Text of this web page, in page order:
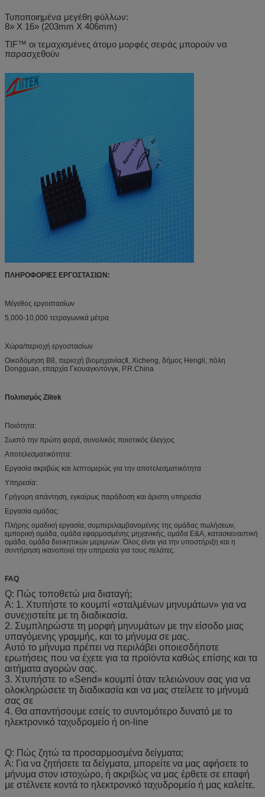
Τυποποιημένα μεγέθη φύλλων:
8» Χ 16» (203mm X 406mm)
TIF™ οι τεμαχισμένες άτομο μορφές σειράς μπορούν να
παρασχεθούν
ΠΛΗΡΟΦΟΡΙΕΣ ΕΡΓΟΣΤΑΣΙΩΝ:
Μέγεθος εργοστασίων
5,000-10,000 τετραγωνικά μέτρα
Χώρα/περιοχή εργοστασίων
Οικοδόμηση B8, περιοχή βιομηχανίαςⅡ, Xicheng, δήμος Hengli, πόλη
Dongguan, επαρχία Γκουαγκντόνγκ, P.R.China
Πολιτισμός Ziitek
Ποιότητα:
Σωστό την πρώτη φορά, συνολικός ποιοτικός έλεγχος
Αποτελεσματικότητα:
Εργασία ακριβώς και λεπτομερώς για την αποτελεσματικότητα
Υπηρεσία:
Γρήγορη απάντηση, εγκαίρως παράδοση και άριστη υπηρεσία
Εργασία ομάδας:
Πλήρης ομαδική εργασία, συμπεριλαμβανομένης της ομάδας πωλήσεων,
εμπορική ομάδα, ομάδα εφαρμοσμένης μηχανικής, ομάδα Ε&Α, κατασκευαστική
ομάδα, ομάδα διοικητικών μεριμνών. Όλος είναι για την υποστήριξη και η
συντήρηση ικανοποιεί την υπηρεσία για τους πελάτες.
FAQ
Q: Πώς τοποθετώ μια διαταγή;
Α: 1. Χτυπήστε το κουμπί «σταλμένων μηνυμάτων» για να
συνεχιστείτε με τη διαδικασία.
2. Συμπληρώστε τη μορφή μηνυμάτων με την είσοδο μιας
υπαγόμενης γραμμής, και το μήνυμα σε μας.
Αυτό το μήνυμα πρέπει να περιλάβει οποιεσδήποτε
ερωτήσεις που να έχετε για τα προϊόντα καθώς επίσης και τα
αιτήματα αγορών σας.
3. Χτυπήστε το «Send» κουμπί όταν τελειώνουν σας για να
ολοκληρώσετε τη διαδικασία και να μας στείλετε το μήνυμά
σας σε
4. Θα απαντήσουμε εσείς το συντομότερο δυνατό με το
ηλεκτρονικό ταχυδρομείο ή on-line
Q: Πώς ζητώ τα προσαρμοσμένα δείγματα;
Α: Για να ζητήσετε τα δείγματα, μπορείτε να μας αφήσετε το
μήνυμα στον ιστοχώρο, ή ακριβώς να μας έρθετε σε επαφή
με στέλνετε κοντά το ηλεκτρονικό ταχυδρομείο ή μας καλείτε.